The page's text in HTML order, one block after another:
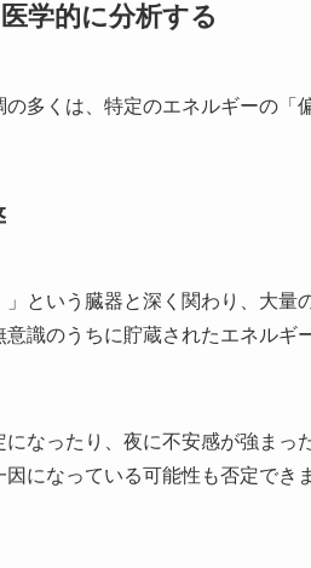
学的に分析する
多くは、特定のエネルギーの「
という臓器と深く関わり、大量
識のうちに貯蔵されたエネルギ
になったり、夜に不安感が強ま
になっている可能性も否定でき